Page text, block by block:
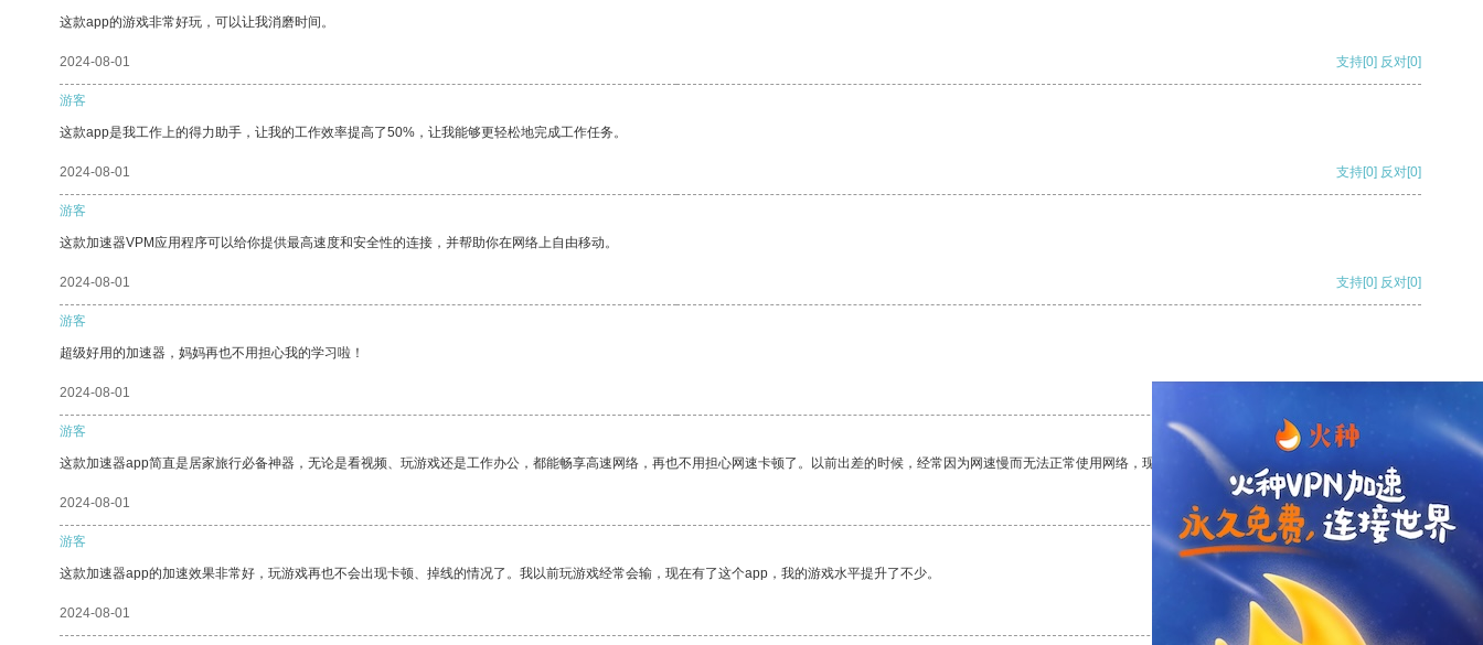
这款app的游戏非常好玩，可以让我消磨时间。
2024-08-01 支持[0] 反对[0]
游客
这款app是我工作上的得力助手，让我的工作效率提高了50%，让我能够更轻松地完成工作任务。
2024-08-01 支持[0] 反对[0]
游客
这款加速器VPM应用程序可以给你提供最高速度和安全性的连接，并帮助你在网络上自由移动。
2024-08-01 支持[0] 反对[0]
游客
超级好用的加速器，妈妈再也不用担心我的学习啦！
2024-08-01
游客
这款加速器app简直是居家旅行必备神器，无论是看视频、玩游戏还是工作办公，都能畅享高速网络，再也不用担心网速卡顿了。以前出差的时候，经常因为网速慢而无法正常使用网络，现在有了这个app，我再也不用担心了。
2024-08-01 支持 [0] 反对 [0]
游客
这款加速器app的加速效果非常好，玩游戏再也不会出现卡顿、掉线的情况了。我以前玩游戏经常会输，现在有了这个app，我的游戏水平提升了不少。
2024-08-01 支持